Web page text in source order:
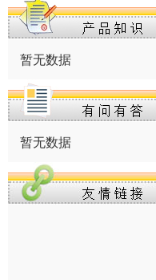
暂无数据
暂无数据